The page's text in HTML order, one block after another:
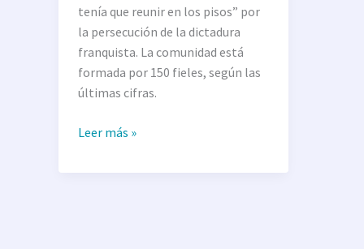
tenía que reunir en los pisos” por
la persecución de la dictadura
franquista. La comunidad está
formada por 150 fieles, según las
últimas cifras.
Leer más »